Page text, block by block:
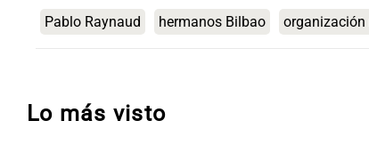
Pablo Raynaud hermanos Bilbao organización
Lo más visto